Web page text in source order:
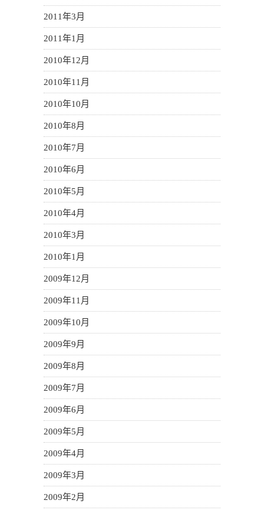
2011年3月
2011年1月
2010年12月
2010年11月
2010年10月
2010年8月
2010年7月
2010年6月
2010年5月
2010年4月
2010年3月
2010年1月
2009年12月
2009年11月
2009年10月
2009年9月
2009年8月
2009年7月
2009年6月
2009年5月
2009年4月
2009年3月
2009年2月